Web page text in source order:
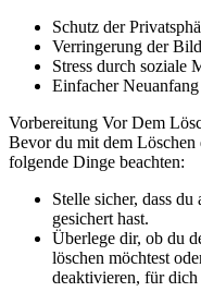
Schutz der
Verringerung der
Stress durch soziale
Einfacher
Vorbereitung Vor Dem
Bevor du mit dem Löschen
folgende Dinge beachten:
Stelle sicher, dass
gesichert hast.
Überlege dir, ob du
löschen möchtest
deaktivieren, für dich